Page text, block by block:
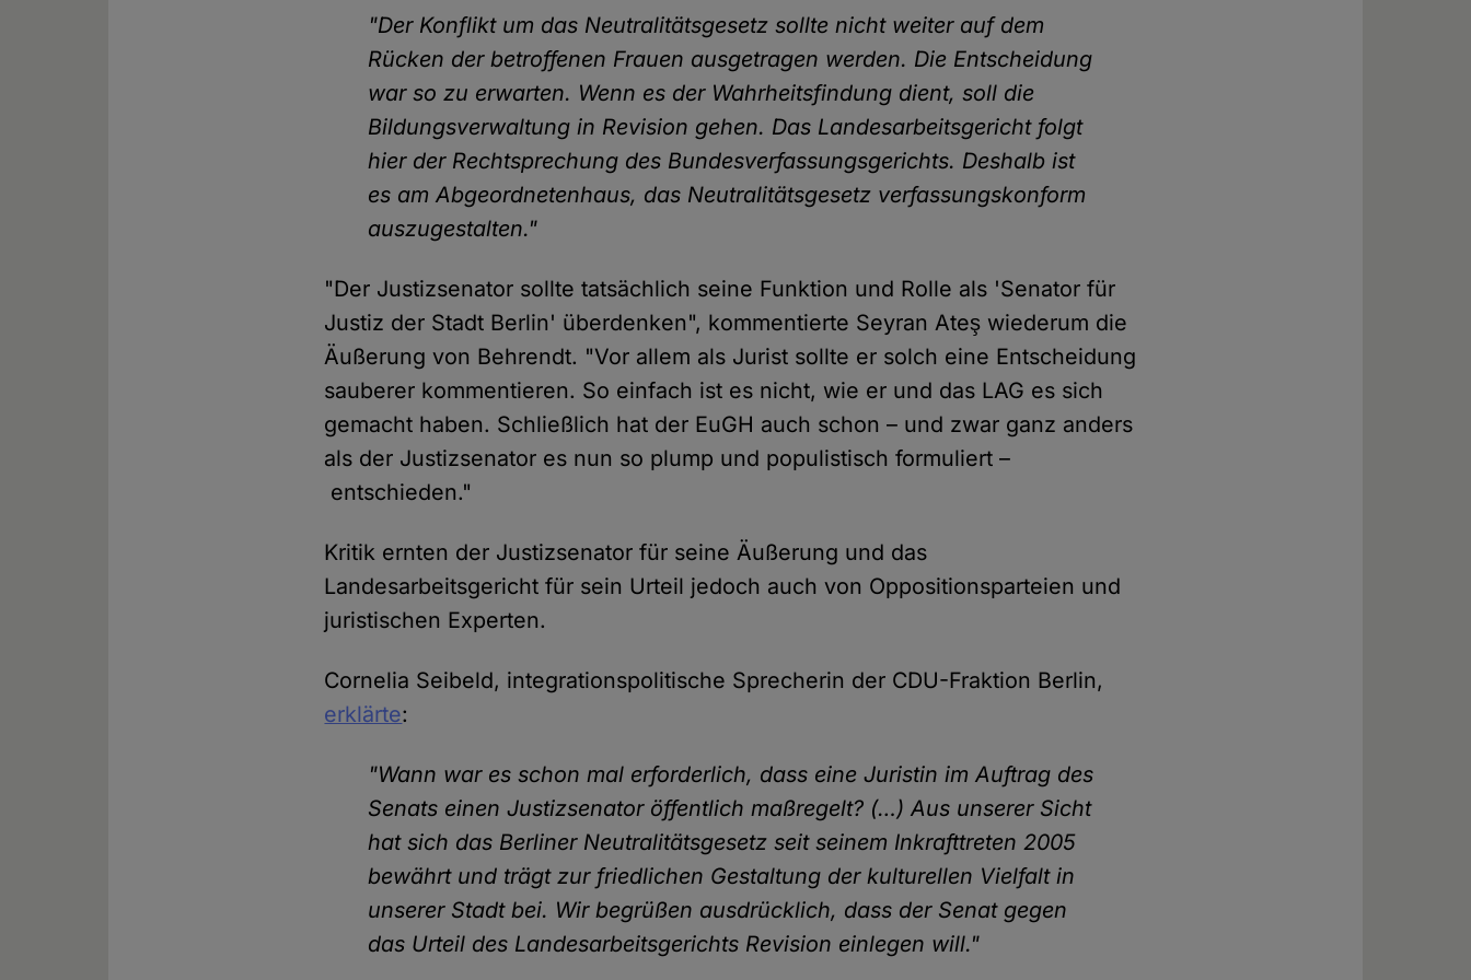
"Der Konflikt um das Neutralitätsgesetz sollte nicht weiter auf dem
Rücken der betroffenen Frauen ausgetragen werden. Die Entscheidung
war so zu erwarten. Wenn es der Wahrheitsfindung dient, soll die
Bildungsverwaltung in Revision gehen. Das Landesarbeitsgericht folgt
hier der Rechtsprechung des Bundesverfassungsgerichts. Deshalb ist
es am Abgeordnetenhaus, das Neutralitätsgesetz verfassungskonform
auszugestalten."
"Der Justizsenator sollte tatsächlich seine Funktion und Rolle als 'Senator für
Justiz der Stadt Berlin' überdenken", kommentierte Seyran Ateş wiederum die
Äußerung von Behrendt. "Vor allem als Jurist sollte er solch eine Entscheidung
sauberer kommentieren. So einfach ist es nicht, wie er und das LAG es sich
gemacht haben. Schließlich hat der EuGH auch schon – und zwar ganz anders
als der Justizsenator es nun so plump und populistisch formuliert –
entschieden."
Kritik ernten der Justizsenator für seine Äußerung und das
Landesarbeitsgericht für sein Urteil jedoch auch von Oppositionsparteien und
juristischen Experten.
Cornelia Seibeld, integrationspolitische Sprecherin der CDU-Fraktion Berlin,
erklärte:
"Wann war es schon mal erforderlich, dass eine Juristin im Auftrag des
Senats einen Justizsenator öffentlich maßregelt? (…) Aus unserer Sicht
hat sich das Berliner Neutralitätsgesetz seit seinem Inkrafttreten 2005
bewährt und trägt zur friedlichen Gestaltung der kulturellen Vielfalt in
unserer Stadt bei. Wir begrüßen ausdrücklich, dass der Senat gegen
das Urteil des Landesarbeitsgerichts Revision einlegen will."